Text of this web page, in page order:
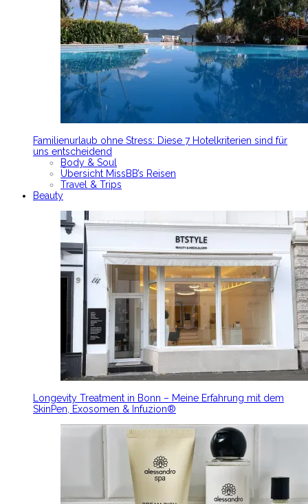
Familienurlaub ohne Stress: Diese 7 Hotelkriterien sind für
uns entscheidend
Body & Soul
Übersicht MissBB’s Reisen
Travel & Trips
Beauty
Longevity Treatment in Bonn – Meine Erfahrung mit dem
SkinPen, Exosomen & Infuzion®